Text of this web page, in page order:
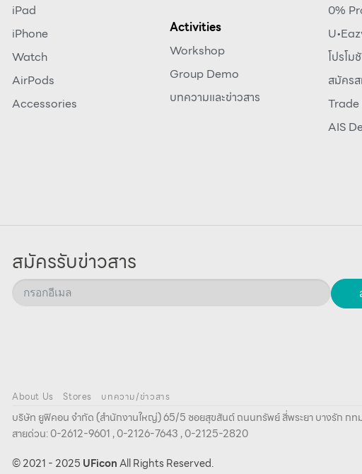
iPad
iPhone
Watch
AirPods
Accessories
Activities
Workshop
Group Demo
บทความและข่าวสาร
0%
โปรโม
สมัคร
Trade
AIS
สมัครรับข่าวสาร
About Us Stores บทความ/ข่าวสาร
บริษัท ยูฟิคอน จํากัด (สํานักงานใหญ่) 65/5 ซอยสุขสันต์ ถนนทรัพย์ สี่พระยา บางรัก กท
สายด่วน: 0-2612-9601 , 0-2126-7643 , 0-2125-2820
© 2021 - 2025 UFiconAll Rights Reserved.